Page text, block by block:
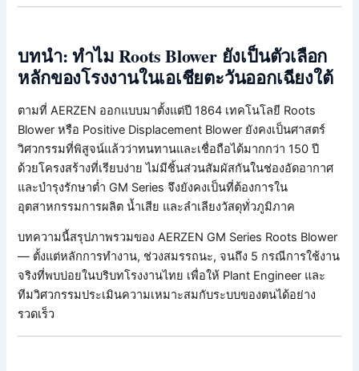
บทนำ: ทำไม Roots Blower ยังเป็นตัวเลือก
หลักของโรงงานในเอเชียตะวันออกเฉียงใต้
ตามที่ AERZEN ออกแบบมาตั้งแต่ปี 1864 เทคโนโลยี Roots
Blower หรือ Positive Displacement Blower ยังคงเป็นศาสตร์
วิศวกรรมที่พิสูจน์แล้วว่าทนทานและเชื่อถือได้มากกว่า 150 ปี
ด้วยโครงสร้างที่เรียบง่าย ไม่มีชิ้นส่วนสัมผัสกันในช่องอัดอากาศ
และบำรุงรักษาต่ำ GM Series จึงยังคงเป็นที่ต้องการใน
อุตสาหกรรมการผลิต น้ำเสีย และลำเลียงวัสดุทั่วภูมิภาค
บทความนี้สรุปภาพรวมของ AERZEN GM Series Roots Blower
— ตั้งแต่หลักการทำงาน, ช่วงสมรรถนะ, จนถึง 5 กรณีการใช้งาน
จริงที่พบบ่อยในบริบทโรงงานไทย เพื่อให้ Plant Engineer และ
ทีมวิศวกรรมประเมินความเหมาะสมกับระบบของตนได้อย่าง
รวดเร็ว